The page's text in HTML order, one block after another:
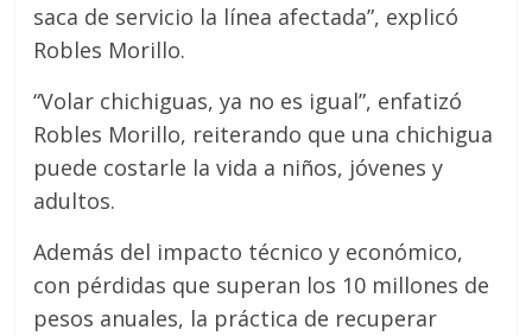
saca de servicio la línea afectada”, explicó
Robles Morillo.
“Volar chichiguas, ya no es igual”, enfatizó
Robles Morillo, reiterando que una chichigua
puede costarle la vida a niños, jóvenes y
adultos.
Además del impacto técnico y económico,
con pérdidas que superan los 10 millones de
pesos anuales, la práctica de recuperar